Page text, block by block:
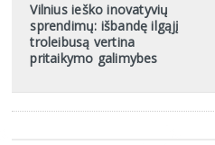
Vilnius ieško inovatyvių
sprendimų: išbandę ilgąjį
troleibusą vertina
pritaikymo galimybes